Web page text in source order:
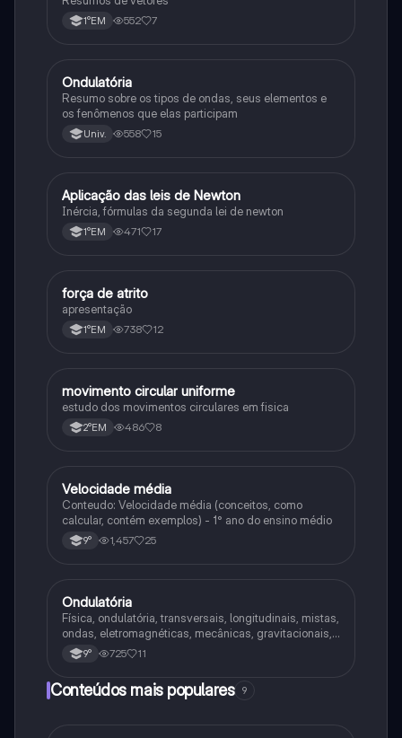
1°EM 552 7
Física
Ondulatória
Resumo sobre os tipos de ondas, seus elementos e
os fenômenos que elas participam
Univ. 558 15
Física
Aplicação das leis de Newton
Inércia, fórmulas da segunda lei de newton
1°EM 471 17
Física
força de atrito
apresentação
1°EM 738 12
Física
movimento circular uniforme
estudo dos movimentos circulares em fisica
2°EM 486 8
Física
Velocidade média
Conteudo: Velocidade média (conceitos, como
calcular, contém exemplos) - 1° ano do ensino médio
9° 1,457 25
Física
Ondulatória
Física, ondulatória, transversais, longitudinais, mistas,
ondas, eletromagnéticas, mecânicas, gravitacionais,
unidimensional, bidimensional, tridimensional,
resumo, propagação, ondulatória introdução
9° 725 11
Conteúdos mais populares 9